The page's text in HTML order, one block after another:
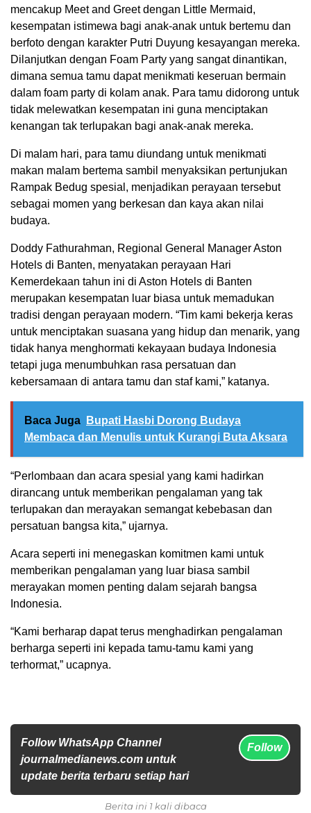
mencakup Meet and Greet dengan Little Mermaid,
kesempatan istimewa bagi anak-anak untuk bertemu dan
berfoto dengan karakter Putri Duyung kesayangan mereka.
Dilanjutkan dengan Foam Party yang sangat dinantikan,
dimana semua tamu dapat menikmati keseruan bermain
dalam foam party di kolam anak. Para tamu didorong untuk
tidak melewatkan kesempatan ini guna menciptakan
kenangan tak terlupakan bagi anak-anak mereka.
Di malam hari, para tamu diundang untuk menikmati
makan malam bertema sambil menyaksikan pertunjukan
Rampak Bedug spesial, menjadikan perayaan tersebut
sebagai momen yang berkesan dan kaya akan nilai
budaya.
Doddy Fathurahman, Regional General Manager Aston
Hotels di Banten, menyatakan perayaan Hari
Kemerdekaan tahun ini di Aston Hotels di Banten
merupakan kesempatan luar biasa untuk memadukan
tradisi dengan perayaan modern. “Tim kami bekerja keras
untuk menciptakan suasana yang hidup dan menarik, yang
tidak hanya menghormati kekayaan budaya Indonesia
tetapi juga menumbuhkan rasa persatuan dan
kebersamaan di antara tamu dan staf kami,” katanya.
Baca Juga
Bupati Hasbi Dorong Budaya
Membaca dan Menulis untuk Kurangi Buta Aksara
“Perlombaan dan acara spesial yang kami hadirkan
dirancang untuk memberikan pengalaman yang tak
terlupakan dan merayakan semangat kebebasan dan
persatuan bangsa kita,” ujarnya.
Acara seperti ini menegaskan komitmen kami untuk
memberikan pengalaman yang luar biasa sambil
merayakan momen penting dalam sejarah bangsa
Indonesia.
“Kami berharap dapat terus menghadirkan pengalaman
berharga seperti ini kepada tamu-tamu kami yang
terhormat,” ucapnya.
Follow WhatsApp Channel
journalmedianews.com untuk
update berita terbaru setiap hari
Follow
Berita ini 1 kali dibaca